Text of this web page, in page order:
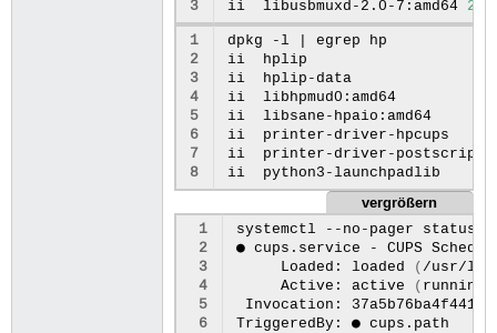
16
17
18
19
20
21
22
23
ii
cups-server-common
ii
libcups2t64:amd64
ii
libcupsfilters2-common
ii
libcupsfilters2t64:amd64
ii
libcupsimage2t64:amd64
ii
printer-driver-hpcups
ii
python3-cups:amd64
ii
python3-cupshelpers
3
ii
libusbmuxd-2.0-7:amd64 2
1
2
3
4
5
6
7
8
dpkg -l egrep
hp
ii
hplip
ii
hplip-data
ii
libhpmud0:amd64
ii
libsane-hpaio:amd64
ii
printer-driver-hpcups
ii
printer-driver-postscript-
ii
python3-launchpadlib
vergrößern
1
2
3
4
5
6
systemctl --no-pager status
● cups.service -
CUPS
Loaded:
loaded ( /usr/lib/
Active:
active ( running
Invocation:
TriggeredBy:
●